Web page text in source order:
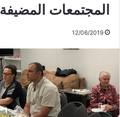
المجتمعات المضيفة
12/06/2019